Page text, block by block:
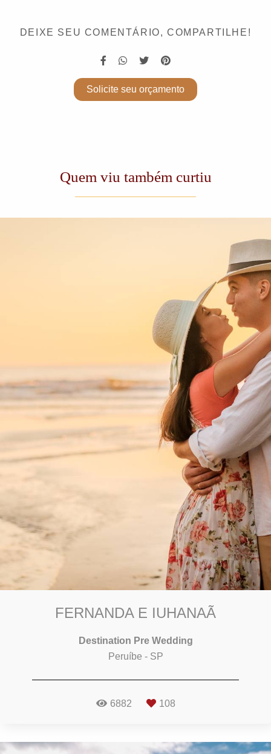
DEIXE SEU COMENTÁRIO, COMPARTILHE!
Solicite seu orçamento
Quem viu também curtiu
FERNANDA E IUHANAÃ
Destination Pre Wedding
Peruíbe - SP
6882 108